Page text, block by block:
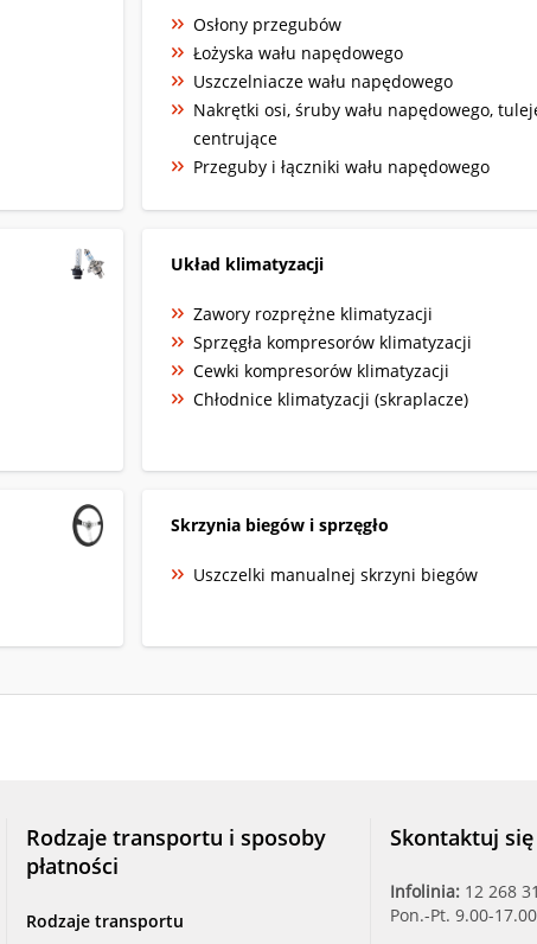
Osłony przegubów
Łożyska wału napędowego
Uszczelniacze wału napędowego
Nakrętki osi, śruby wału napędowego,
centrujące
Przeguby i łączniki wału napędowego
Układ klimatyzacji
Zawory rozprężne klimatyzacji
Sprzęgła kompresorów klimatyzacji
Cewki kompresorów klimatyzacji
Chłodnice klimatyzacji (skraplacze)
Skrzynia biegów i sprzęgło
Uszczelki manualnej skrzyni biegów
Rodzaje transportu i sposoby
płatności
Rodzaje transportu
Skontaktuj
Infolinia: 12 268
Pon.-Pt. 9.00-